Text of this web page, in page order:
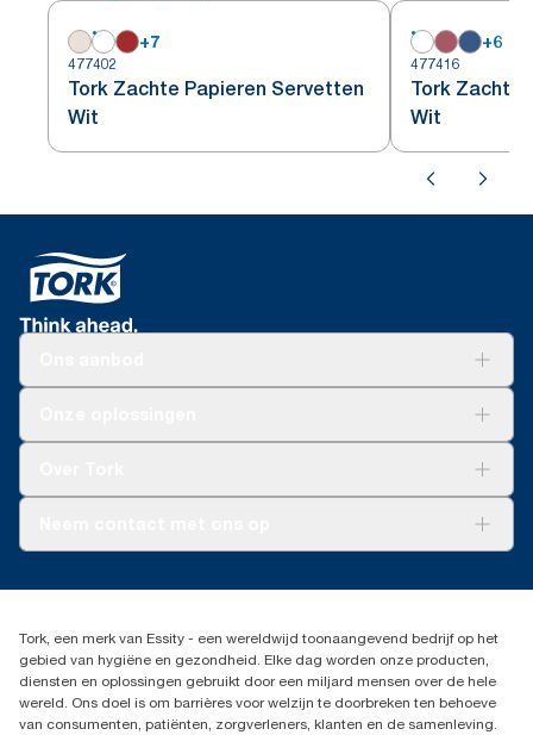
+7
477402
Tork Zachte Papieren Servetten
Wit
+6
477416
Tork Zachte
Wit
Productklacht
Dispenserklacht
030 - 698 46 66
Essity Netherlands B.V.
Arnhemse Bovenweg 120
3708 AH ZEIST
Nederland
Tork, een merk van Essity - een wereldwijd toonaangevend bedrijf op het
gebied van hygiëne en gezondheid. Elke dag worden onze producten,
diensten en oplossingen gebruikt door een miljard mensen over de hele
wereld. Ons doel is om barrières voor welzijn te doorbreken ten behoeve
van consumenten, patiënten, zorgverleners, klanten en de samenleving.